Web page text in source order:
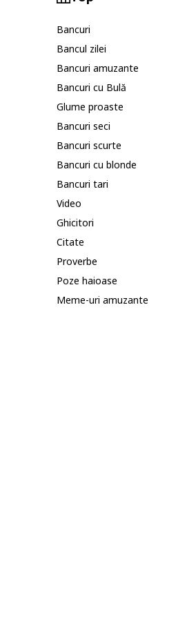
Bancuri
Bancul zilei
Bancuri amuzante
Bancuri cu Bulă
Glume proaste
Bancuri seci
Bancuri scurte
Bancuri cu blonde
Bancuri tari
Video
Ghicitori
Citate
Proverbe
Poze haioase
Meme-uri amuzante